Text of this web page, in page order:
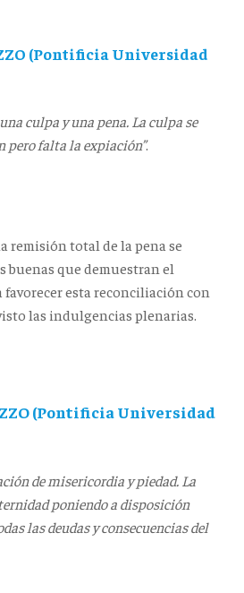
(Pontificia Universidad
culpa y una pena. La culpa se
pero falta la expiación”.
remisión total de la pena se
buenas que demuestran el
esta reconciliación con
las indulgencias plenarias.
(Pontificia Universidad
de misericordia y piedad. La
poniendo a disposición
las deudas y consecuencias del